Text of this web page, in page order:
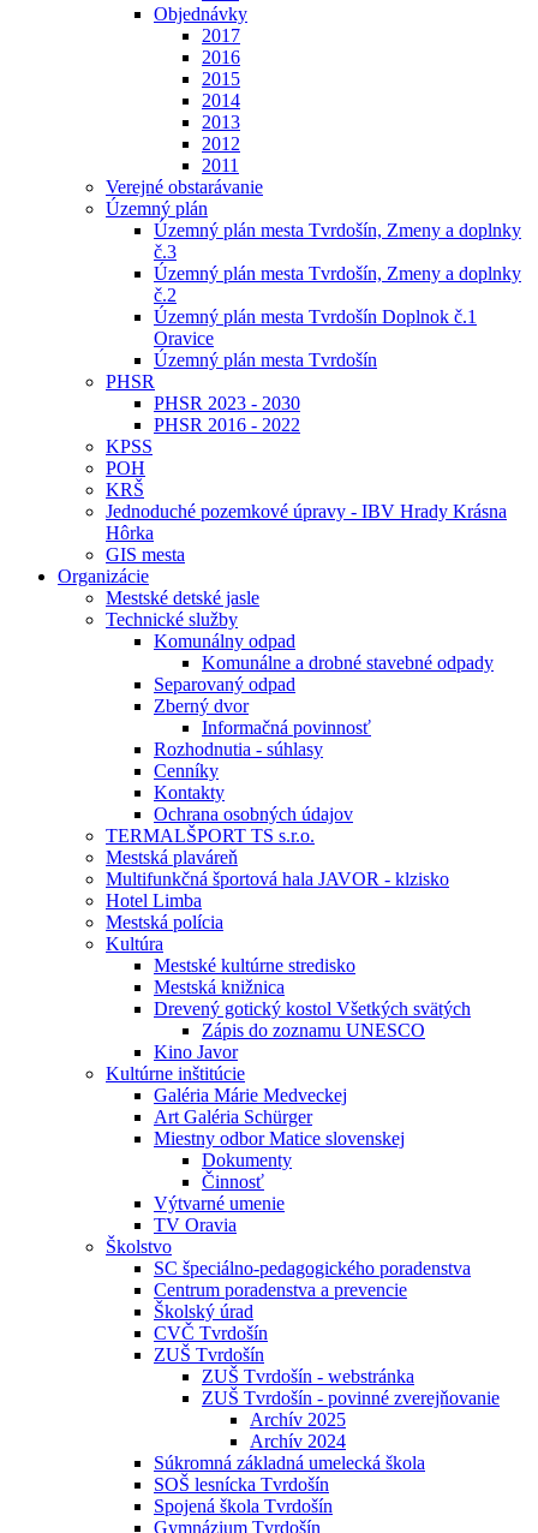
Objednávky
2017
2016
2015
2014
2013
2012
2011
Verejné obstarávanie
Územný plán
Územný plán mesta Tvrdošín, Zmeny a doplnky
č.3
Územný plán mesta Tvrdošín, Zmeny a doplnky
č.2
Územný plán mesta Tvrdošín Doplnok č.1
Oravice
Územný plán mesta Tvrdošín
PHSR
PHSR 2023 - 2030
PHSR 2016 - 2022
KPSS
POH
KRŠ
Jednoduché pozemkové úpravy - IBV Hrady Krásna
Hôrka
GIS mesta
Organizácie
Mestské detské jasle
Technické služby
Komunálny odpad
Komunálne a drobné stavebné odpady
Separovaný odpad
Zberný dvor
Informačná povinnosť
Rozhodnutia - súhlasy
Cenníky
Kontakty
Ochrana osobných údajov
TERMALŠPORT TS s.r.o.
Mestská plaváreň
Multifunkčná športová hala JAVOR - klzisko
Hotel Limba
Mestská polícia
Kultúra
Mestské kultúrne stredisko
Mestská knižnica
Drevený gotický kostol Všetkých svätých
Zápis do zoznamu UNESCO
Kino Javor
Kultúrne inštitúcie
Galéria Márie Medveckej
Art Galéria Schürger
Miestny odbor Matice slovenskej
Dokumenty
Činnosť
Výtvarné umenie
TV Oravia
Školstvo
SC špeciálno-pedagogického poradenstva
Centrum poradenstva a prevencie
Školský úrad
CVČ Tvrdošín
ZUŠ Tvrdošín
ZUŠ Tvrdošín - webstránka
ZUŠ Tvrdošín - povinné zverejňovanie
Archív 2025
Archív 2024
Súkromná základná umelecká škola
SOŠ lesnícka Tvrdošín
Spojená škola Tvrdošín
Gymnázium Tvrdošín